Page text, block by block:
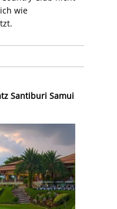
wie
Santiburi Samui